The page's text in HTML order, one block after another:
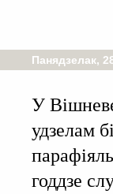
Панядзелак,
У
удзелам
годдзе